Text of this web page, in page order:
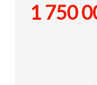
1 750